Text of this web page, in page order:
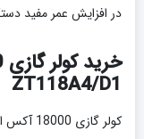
در افزایش عمر مفید
ZT118A4/D1